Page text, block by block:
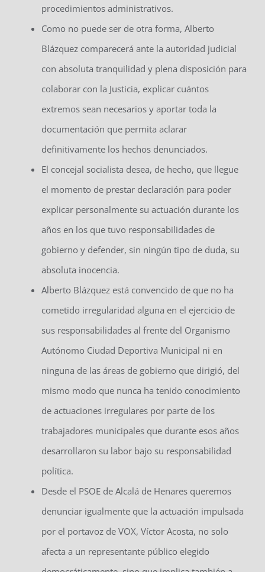
procedimientos administrativos.
Como no puede ser de otra forma, Alberto
Blázquez comparecerá ante la autoridad judicial
con absoluta tranquilidad y plena disposición para
colaborar con la Justicia, explicar cuántos
extremos sean necesarios y aportar toda la
documentación que permita aclarar
definitivamente los hechos denunciados.
El concejal socialista desea, de hecho, que llegue
el momento de prestar declaración para poder
explicar personalmente su actuación durante los
años en los que tuvo responsabilidades de
gobierno y defender, sin ningún tipo de duda, su
absoluta inocencia.
Alberto Blázquez está convencido de que no ha
cometido irregularidad alguna en el ejercicio de
sus responsabilidades al frente del Organismo
Autónomo Ciudad Deportiva Municipal ni en
ninguna de las áreas de gobierno que dirigió, del
mismo modo que nunca ha tenido conocimiento
de actuaciones irregulares por parte de los
trabajadores municipales que durante esos años
desarrollaron su labor bajo su responsabilidad
política.
Desde el PSOE de Alcalá de Henares queremos
denunciar igualmente que la actuación impulsada
por el portavoz de VOX, Víctor Acosta, no solo
afecta a un representante público elegido